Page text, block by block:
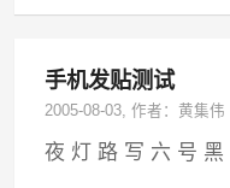
手机发贴测试
2005-08-03, 作者：黄集伟
夜 灯 路 写 六 号 黑